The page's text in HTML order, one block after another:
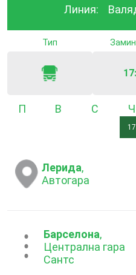
Линия:
Тип
ПонеделникВторник
Лерида,
Автогара
...Барселона,
Централна гара
Сантс